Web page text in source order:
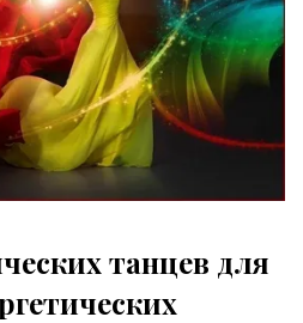
танцев для